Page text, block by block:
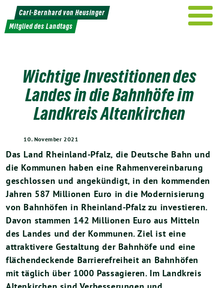
Weiter
zum
Inhalt
Carl-Bernhard von Heusinger
Mitglied des Landtags
Wichtige Investitionen des
Landes in die Bahnhöfe im
Landkreis Altenkirchen
10. November 2021
Das Land Rheinland-Pfalz, die Deutsche Bahn und
die Kommunen haben eine Rahmenvereinbarung
geschlossen und angekündigt, in den kommenden
Jahren 587 Millionen Euro in die Modernisierung
von Bahnhöfen in Rheinland-Pfalz zu investieren.
Davon stammen 142 Millionen Euro aus Mitteln
des Landes und der Kommunen. Ziel ist eine
attraktivere Gestaltung der Bahnhöfe und eine
flächendeckende Barrierefreiheit an Bahnhöfen
mit täglich über 1000 Passagieren. Im Landkreis